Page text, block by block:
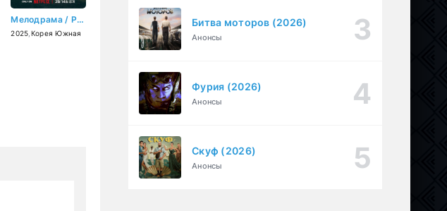
Мелодрама / Романтический фильм (2025)
2025 Корея Южная
Битва моторов (2026)
Анонсы
Фурия (2026)
Анонсы
Скуф (2026)
Анонсы